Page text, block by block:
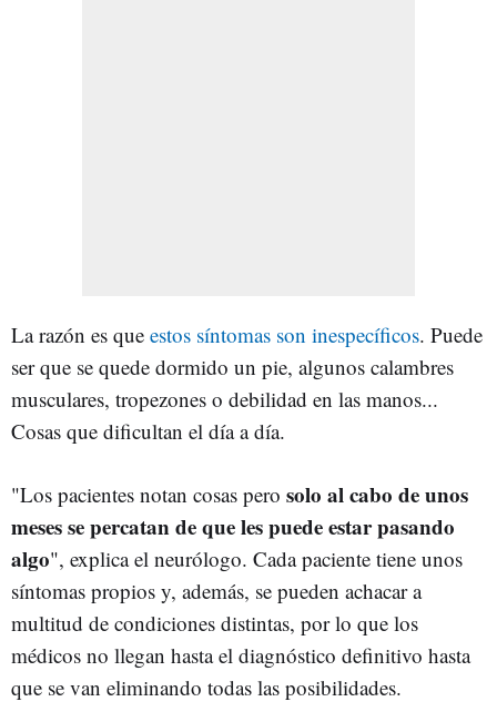
La razón es que estos síntomas son inespecíficos. Puede
ser que se quede dormido un pie, algunos calambres
musculares, tropezones o debilidad en las manos...
Cosas que dificultan el día a día.
"Los pacientes notan cosas pero solo al cabo de unos
meses se percatan de que les puede estar pasando
algo", explica el neurólogo. Cada paciente tiene unos
síntomas propios y, además, se pueden achacar a
multitud de condiciones distintas, por lo que los
médicos no llegan hasta el diagnóstico definitivo hasta
que se van eliminando todas las posibilidades.